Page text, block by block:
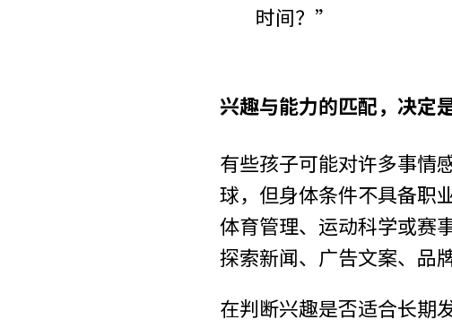
时间？”
兴趣与能力的匹配，决定
有些孩子可能对许多事情
球，但身体条件不具备职
体育管理、运动科学或赛
探索新闻、广告文案、品
在判断兴趣是否适合长期